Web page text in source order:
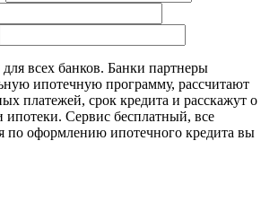
всех банков. Банки партнеры
ипотечную программу, рассчитают
платежей, срок кредита и расскажут о
ипотеки. Сервис бесплатный, все
по оформлению ипотечного кредита вы